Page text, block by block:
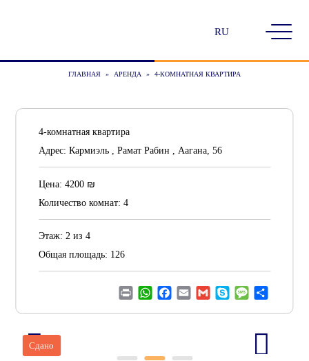
Выбрать
ГЛАВНАЯ » АРЕНДА » 4-КОМНАТНАЯ КВАРТИРА
4-комнатная квартира
Адрес: Кармиэль , Рамат Рабин , Аагана, 56
Цена: 4200 ₪
Количество комнат: 4
Этаж: 2 из 4
Общая площадь: 126
Print WhatsApp
Facebook
EmailGmailSkypeMessage
Сдано